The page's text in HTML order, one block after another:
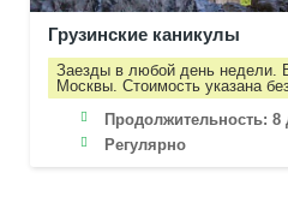
Грузинские каникулы
Заезды в любой день недели.
Москвы. Стоимость указана
Продолжительность: 8
Регулярно